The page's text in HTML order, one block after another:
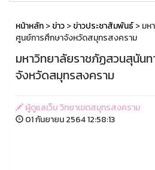
หน้าหลัก>ข่าว>ข่าวประชาสัมพันธ์> มห
ศูนย์การศึกษาจังหวัดสมุทรสงคราม
มหาวิทยาลัยราชภัฏสวนสุนัน
จังหวัดสมุทรสงคราม
ผู้ดูแลเว็บ วิทยาเขตสมุทรสงคราม
01 กันยายน 2564 12:58:13